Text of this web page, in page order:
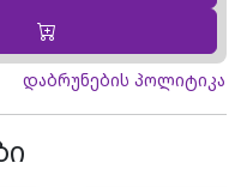
დაბრუნების პოლიტიკა